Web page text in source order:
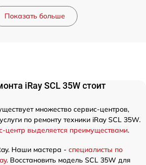
Показать больше
iRay SCL 35W стоит
множество сервис-центров,
по ремонту техники iRay SCL 35W.
центр выделяется преимуществами.
Наши мастера - специалисты по
. Восстановить модель SCL 35W для